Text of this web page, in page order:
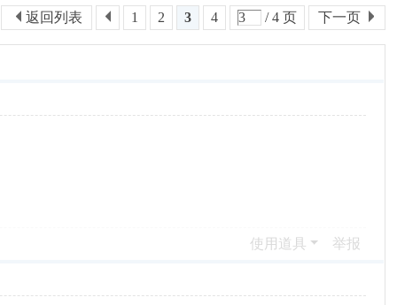
1 2 3 4 / 4 页 下一页
返回列表
使用道具 举报